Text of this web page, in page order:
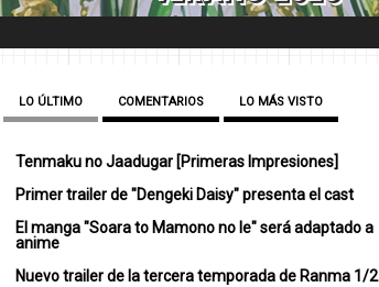
LO ÚLTIMO COMENTARIOS LO MÁS VISTO
Tenmaku no Jaadugar [Primeras Impresiones]
Primer trailer de "Dengeki Daisy" presenta el cast
El manga "Soara to Mamono no Ie" será adaptado a
anime
Nuevo trailer de la tercera temporada de Ranma 1/2